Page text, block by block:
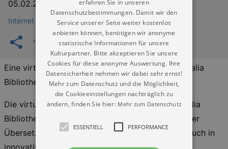
05.02.2026 04.02.2027
Internet
Eine virtuelle Ausstellung der Herzogin Anna Amalia
Bibliothek, Klassik Stiftung Weimar
Die virtuelle Ausstellung der Herzogin Anna Amalia
Bibliothek Weimar widmet sich einem Klassiker der
Übersetzung, der vor 500 Jahren als ein neues Buch in
erfahren Sie in unseren
Datenschutzbestimmungen. Damit wir den
Service unserer Seite weiter kostenlos
anbieten können, benötigen wir anonyme
statistische Informationen für unsere
Kulturpartner. Bitte akzeptieren Sie unsere
Cookies für diese anonyme Auswertung. Ihre
Datensicherheit nehmen wir dabei sehr ernst!
Mehr zum Datenschutz und die Möglichkeit,
die Cookieeinstellungen nachträglich zu
ändern, finden Sie hier: Mehr zum Datenschutz
ESSENTIELL PERFORMANCE